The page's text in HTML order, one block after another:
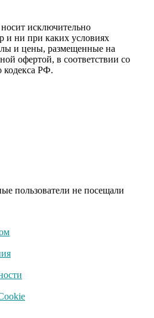
i
не
исключительно
и ни при каких условиях
и цены, размещенные на
офертой, в соответствии со
кодекса РФ.
пользователи не посещали